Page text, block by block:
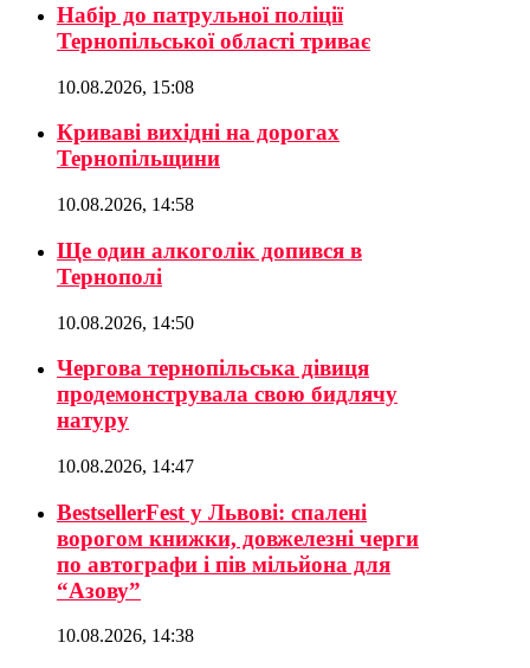
Набір до патрульної поліції
Тернопільської області триває
10.08.2026, 15:08
Криваві вихідні на дорогах
Тернопільщини
10.08.2026, 14:58
Ще один алкоголік допився в
Тернополі
10.08.2026, 14:50
Чергова тернопільська дівиця
продемонструвала свою бидлячу
натуру
10.08.2026, 14:47
BestsellerFest у Львові: спалені
ворогом книжки, довжелезні черги
по автографи і пів мільйона для
“Азову”
10.08.2026, 14:38